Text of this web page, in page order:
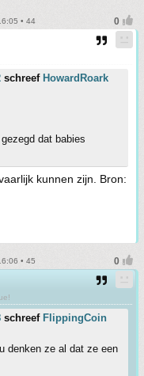
• 44
schreef HowardRoark
dat babies
kunnen zijn. Bron:
• 45
schreef FlippingCoin
denken ze al dat ze een